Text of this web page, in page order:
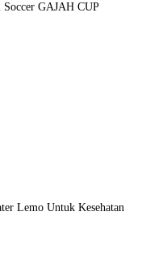
GAJAH CUP
Lemo Untuk Kesehatan